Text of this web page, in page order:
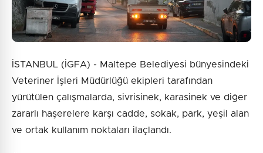
İSTANBUL (İGFA) - Maltepe Belediyesi bünyesindeki
Veteriner İşleri Müdürlüğü ekipleri tarafından
yürütülen çalışmalarda, sivrisinek, karasinek ve diğer
zararlı haşerelere karşı cadde, sokak, park, yeşil alan
ve ortak kullanım noktaları ilaçlandı.